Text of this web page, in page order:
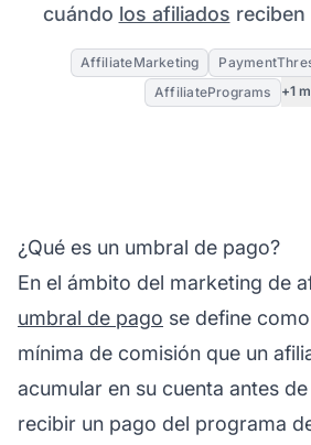
cuándo los afiliados reciben
AffiliateMarketing
AffiliatePrograms
+1
¿Qué es un umbral de pago?
En el ámbito del marketing de
umbral de pago se define
mínima de comisión que un
acumular en su cuenta antes
recibir un pago del programa